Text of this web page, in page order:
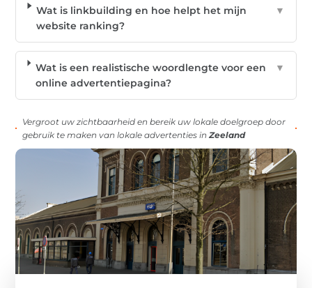
Wat is linkbuilding en hoe helpt het mijn
website ranking?
▼
Wat is een realistische woordlengte voor een
online advertentiepagina?
▼
Vergroot uw zichtbaarheid en bereik uw lokale doelgroep door
gebruik te maken van lokale advertenties inZeeland